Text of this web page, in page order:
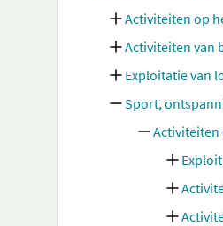
Activiteiten op
Activiteiten van
Exploitatie van
Sport,
Activiteiten